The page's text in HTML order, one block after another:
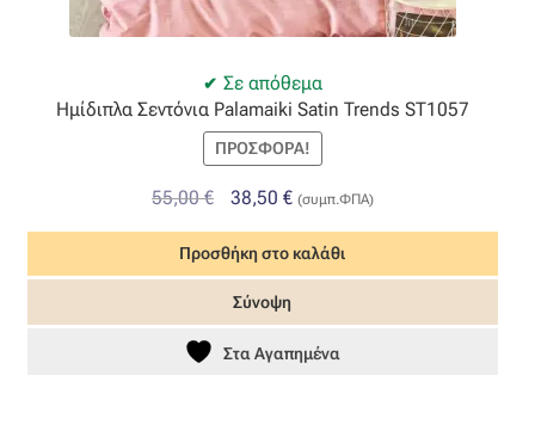
Σε απόθεμα
Ημίδιπλα Σεντόνια Palamaiki Satin Trends ST1057
ΠΡΟΣΦΟΡΆ!
55,00€
Original
price
was:
55,00 €.
38,50 €Η
τρέχουσα
τιμή
είναι:
(συμπ.ΦΠΑ)
Προσθήκη στο καλάθι
Σύνοψη
Στα Αγαπημένα